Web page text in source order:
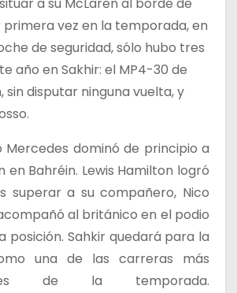
a su McLaren al borde de
vez en la temporada, en
de seguridad, sólo hubo tres
año en Sakhir: el MP4-30 de
sin disputar ninguna vuelta, y
Mercedes dominó de principio a
en Bahréin. Lewis Hamilton logró
superar a su compañero, Nico
al británico en el podio
posición. Sahkir quedará para la
una de las carreras más
de la temporada.